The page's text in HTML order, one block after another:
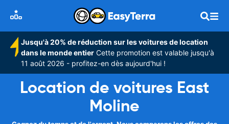
Jusqu'à 20% de réduction sur les voitures de location
dans le monde entier Cette promotion est valable jusqu'à
11 août 2026 - profitez-en dès aujourd'hui !
Location de voitures East
Moline